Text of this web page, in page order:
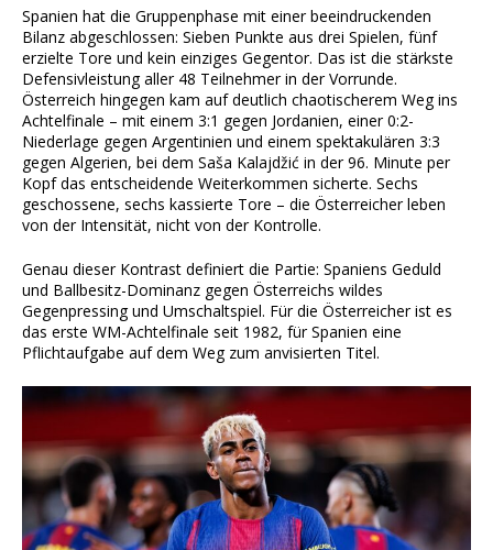
Spanien hat die Gruppenphase mit einer beeindruckenden
Bilanz abgeschlossen: Sieben Punkte aus drei Spielen, fünf
erzielte Tore und kein einziges Gegentor. Das ist die stärkste
Defensivleistung aller 48 Teilnehmer in der Vorrunde.
Österreich hingegen kam auf deutlich chaotischerem Weg ins
Achtelfinale – mit einem 3:1 gegen Jordanien, einer 0:2-
Niederlage gegen Argentinien und einem spektakulären 3:3
gegen Algerien, bei dem Saša Kalajdžić in der 96. Minute per
Kopf das entscheidende Weiterkommen sicherte. Sechs
geschossene, sechs kassierte Tore – die Österreicher leben
von der Intensität, nicht von der Kontrolle.
Genau dieser Kontrast definiert die Partie: Spaniens Geduld
und Ballbesitz-Dominanz gegen Österreichs wildes
Gegenpressing und Umschaltspiel. Für die Österreicher ist es
das erste WM-Achtelfinale seit 1982, für Spanien eine
Pflichtaufgabe auf dem Weg zum anvisierten Titel.